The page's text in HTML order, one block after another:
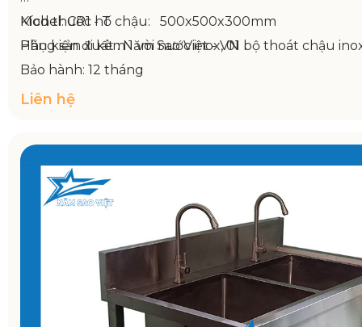
Model: CR1 - T
Hãng sản xuất : Năm Sao Việt - VN
Bảo hành: 12 tháng
Kích thước: 1200x750x800/950mm
Kích thước hố chậu: 500x500x300mm
Phụ kiện đi kèm 1 vòi nước inox, 01 bộ thoát chậu
Liên hệ